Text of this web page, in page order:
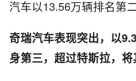
汽车以13.56万辆排名第
奇瑞汽车表现突出，以
身第三，超过特斯拉，将